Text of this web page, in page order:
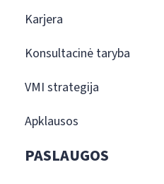
Karjera
Konsultacinė taryba
VMI strategija
Apklausos
PASLAUGOS